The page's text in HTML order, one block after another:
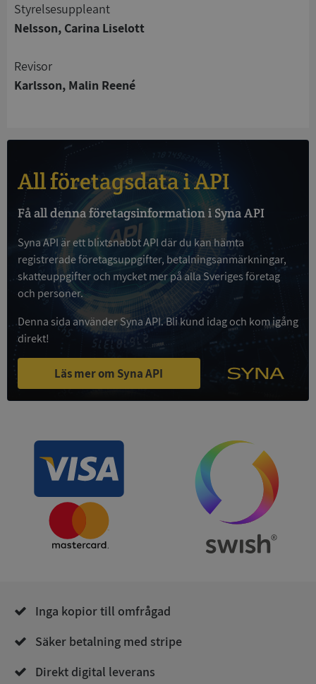
Styrelsesuppleant
Nelsson, Carina Liselott
Revisor
Karlsson, Malin Reené
All företagsdata i API
Få all denna företagsinformation i Syna API
Syna API är ett blixtsnabbt API där du kan hämta
registrerade företagsuppgifter, betalningsanmärkningar,
skatteuppgifter och mycket mer på alla Sveriges företag
och personer.
Denna sida använder Syna API. Bli kund idag och kom igång
direkt!
Läs mer om Syna API
Inga kopior till omfrågad
Säker betalning med stripe
Direkt digital leverans
Funktioner
__RequestVerificationToken
Microsoft
Session
VISITOR_PRIVACY_METADATA
YouTube
.youtube.com
5 månader
4 veckor
ASP.NET_SessionId
Microsoft
Corporation
de.syna.se
Google
Privacy Policy